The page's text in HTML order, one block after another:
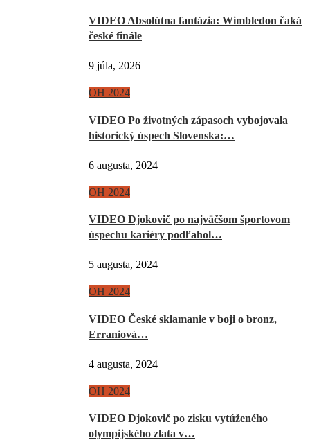
VIDEO Absolútna fantázia: Wimbledon čaká
české finále
9 júla, 2026
OH 2024
VIDEO Po životných zápasoch vybojovala
historický úspech Slovenska:…
6 augusta, 2024
OH 2024
VIDEO Djokovič po najväčšom športovom
úspechu kariéry podľahol…
5 augusta, 2024
OH 2024
VIDEO České sklamanie v boji o bronz,
Erraniová…
4 augusta, 2024
OH 2024
VIDEO Djokovič po zisku vytúženého
olympijského zlata v…